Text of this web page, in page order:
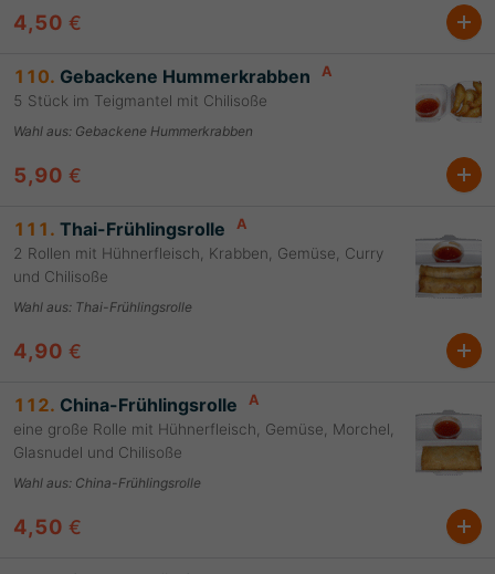
4,50 €
110. Gebackene Hummerkrabben A
5 Stück im Teigmantel mit Chilisoße
Wahl aus: Gebackene Hummerkrabben
5,90 €
111. Thai-Frühlingsrolle A
2 Rollen mit Hühnerfleisch, Krabben, Gemüse, Curry
und Chilisoße
Wahl aus: Thai-Frühlingsrolle
4,90 €
112. China-Frühlingsrolle A
eine große Rolle mit Hühnerfleisch, Gemüse, Morchel,
Glasnudel und Chilisoße
Wahl aus: China-Frühlingsrolle
4,50 €